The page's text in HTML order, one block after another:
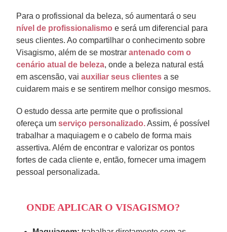
Para o profissional da beleza, só aumentará o seu
nível de profissionalismo e será um diferencial para
seus clientes. Ao compartilhar o conhecimento sobre
Visagismo, além de se mostrar antenado com o
cenário atual de beleza, onde a beleza natural está
em ascensão, vai auxiliar seus clientes a se
cuidarem mais e se sentirem melhor consigo mesmos.
O estudo dessa arte permite que o profissional
ofereça um serviço personalizado.Assim, é possível
trabalhar a maquiagem e o cabelo de forma mais
assertiva. Além de encontrar e valorizar os pontos
fortes de cada cliente e, então, fornecer uma imagem
pessoal personalizada.
ONDE APLICAR O VISAGISMO?